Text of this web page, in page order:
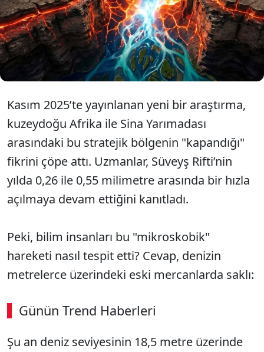
yıllardır "jeolojik bir fosil" gözüyle bakılan
bölgenin aslında hâlâ açılmaya devam ettiğini
keşfetti. Dünya kabuğu burada gizlice nefes
almaya devam ediyor.
Kasım 2025’te yayınlanan yeni bir araştırma,
kuzeydoğu Afrika ile Sina Yarımadası
arasındaki bu stratejik bölgenin "kapandığı"
fikrini çöpe attı. Uzmanlar, Süveyş Rifti’nin
yılda 0,26 ile 0,55 milimetre arasında bir hızla
açılmaya devam ettiğini kanıtladı.
Peki, bilim insanları bu "mikroskobik"
hareketi nasıl tespit etti? Cevap, denizin
metrelerce üzerindeki eski mercanlarda saklı:
Günün Trend Haberleri
00:02 / 08:06
Sesi Aç
Şu an deniz seviyesinin 18,5 metre üzerinde